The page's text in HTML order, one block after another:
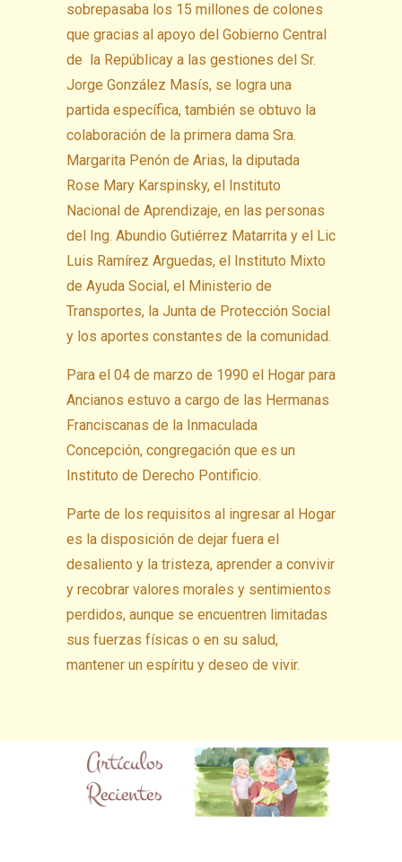
sobrepasaba los 15 millones de colones
que gracias al apoyo del Gobierno Central
de la Repúblicay a las gestiones del Sr.
Jorge González Masís, se logra una
partida específica, también se obtuvo la
colaboración de la primera dama Sra.
Margarita Penón de Arias, la diputada
Rose Mary Karspinsky, el Instituto
Nacional de Aprendizaje, en las personas
del Ing. Abundio Gutiérrez Matarrita y el Lic
Luis Ramírez Arguedas, el Instituto Mixto
de Ayuda Social, el Ministerio de
Transportes, la Junta de Protección Social
y los aportes constantes de la comunidad.
Para el 04 de marzo de 1990 el Hogar para
Ancianos estuvo a cargo de las Hermanas
Franciscanas de la Inmaculada
Concepción, congregación que es un
Instituto de Derecho Pontificio.
Parte de los requisitos al ingresar al Hogar
es la disposición de dejar fuera el
desaliento y la tristeza, aprender a convivir
y recobrar valores morales y sentimientos
perdidos, aunque se encuentren limitadas
sus fuerzas físicas o en su salud,
mantener un espíritu y deseo de vivir.